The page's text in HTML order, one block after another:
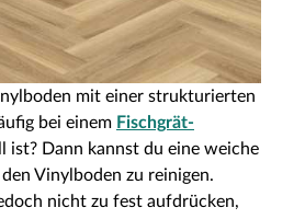
mit einer strukturierten
bei einem Fischgrät-
ist? Dann kannst du eine weiche
Vinylboden zu reinigen.
nicht zu fest aufdrücken,